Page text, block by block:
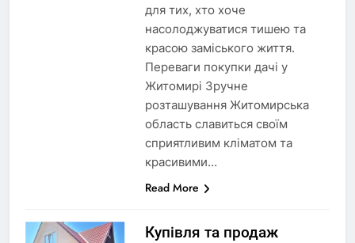
для тих, хто хоче
насолоджуватися тишею та
красою заміського життя.
Переваги покупки дачі у
Житомирі Зручне
розташування Житомирська
область славиться своїм
сприятливим кліматом та
красивими…
Read More
Купівля та продаж